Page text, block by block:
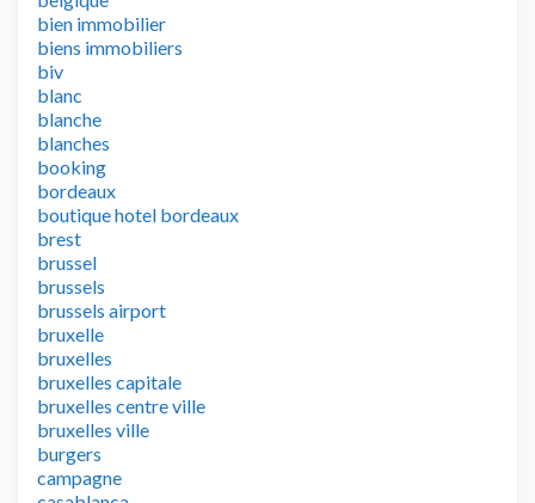
bien immobilier
biens immobiliers
biv
blanc
blanche
blanches
booking
bordeaux
boutique hotel bordeaux
brest
brussel
brussels
brussels airport
bruxelle
bruxelles
bruxelles capitale
bruxelles centre ville
bruxelles ville
burgers
campagne